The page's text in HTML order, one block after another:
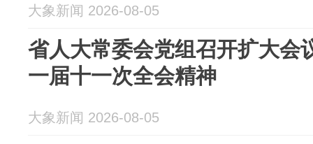
大象新闻 2026-08-05
省人大常委会党组召开扩大会
一届十一次全会精神
大象新闻 2026-08-05